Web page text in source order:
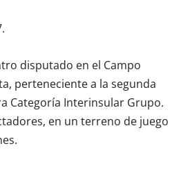
disputado en el Campo
perteneciente a la segunda
Categoría Interinsular Grupo.
en un terreno de juego